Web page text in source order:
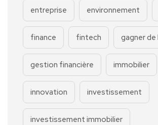
entreprise environnement
finance fintech gagner
gestion financière immobilier
innovation investissement
investissement immobilier